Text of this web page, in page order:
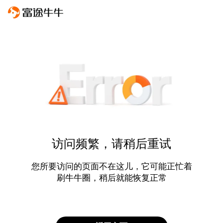
访问频繁，请稍后重试
您所要访问的页面不在这儿，它可能正忙着
刷牛牛圈，稍后就能恢复正常